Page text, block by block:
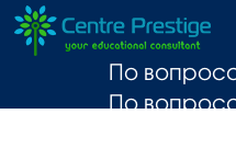
По
По